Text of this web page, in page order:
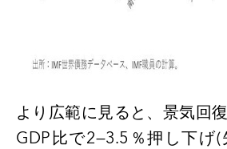
より広範に見ると、景気回
GDP比で2—3.5％押し下げ